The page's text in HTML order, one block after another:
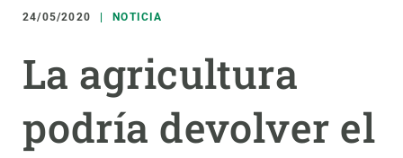
navegación
24/05/2020 NOTICIA
La agricultura
podría devolver el
Responsive
menu
INVESTIGACIÓN
CIENCIA EN ACCIÓN